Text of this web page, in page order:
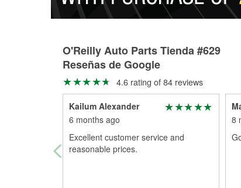
O'Reilly Auto Parts Tienda #629
Reseñas de Google
4.6 rating of 84 reviews
Kailum Alexander
6 months ago
Excellent customer service and
reasonable prices.
8